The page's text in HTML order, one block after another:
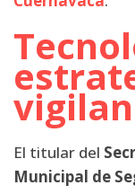
El titular del
Municipal de